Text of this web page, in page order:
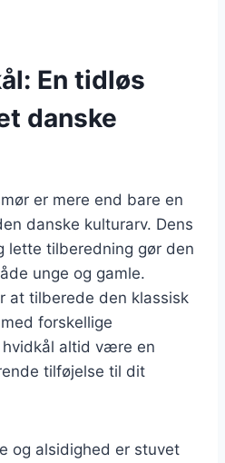
En tidløs
danske
er mere end bare en
danske kulturarv. Dens
lette tilberedning gør den
unge og gamle.
at tilberede den klassisk
forskellige
altid være en
tilføjelse til dit
og alsidighed er stuvet